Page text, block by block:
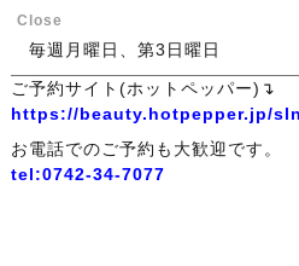
Close
毎週月曜日、第3日曜日
ご予約サイト(ホットペッパー)↴
https://beauty.hotpepper.jp/
お電話でのご予約も大歓迎です。
tel:0742-34-7077